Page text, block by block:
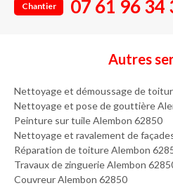
Chantier 07 61 96 34
Autres
Nettoyage et démoussage de
Nettoyage et pose de gouttière
Peinture sur tuile Alembon 62850
Nettoyage et ravalement de
Réparation de toiture Alembon
Travaux de zinguerie Alembon
Couvreur Alembon 62850